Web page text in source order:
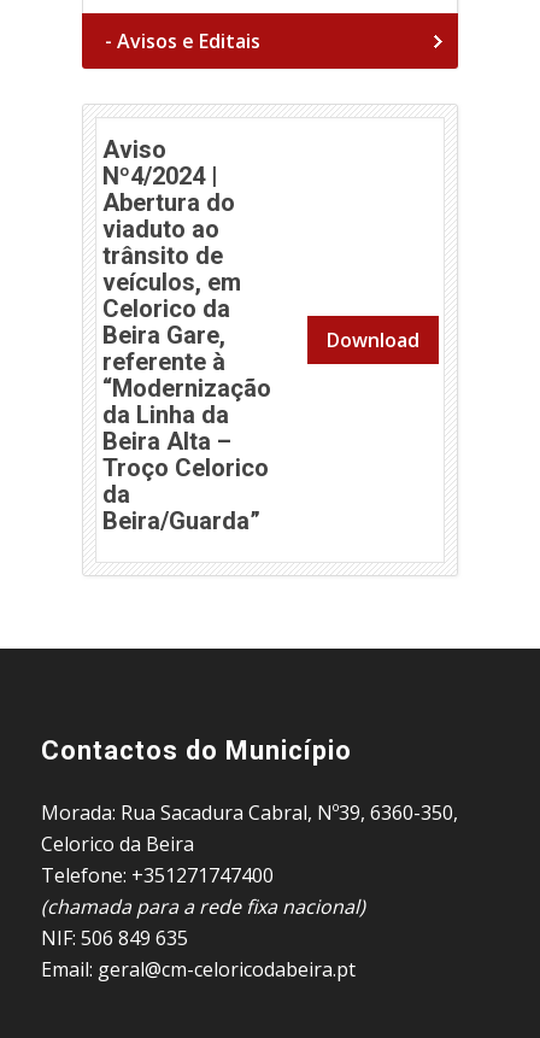
- Avisos e Editais
Aviso
Nº4/2024 |
Abertura do
viaduto ao
trânsito de
veículos, em
Celorico da
Beira Gare,
referente à
“Modernização
da Linha da
Beira Alta –
Troço Celorico
da
Beira/Guarda”
Download
Contactos do Município
Morada: Rua Sacadura Cabral, Nº39, 6360-350,
Celorico da Beira
Telefone: +351271747400
(chamada para a rede fixa nacional)
NIF: 506 849 635
Email: geral@cm-celoricodabeira.pt